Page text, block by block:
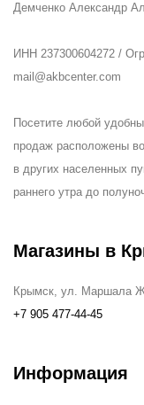
Демченко Александр
ИНН 237300604272 /
mail@akbcenter.com
Посетите любой
продаж расположены
в других населенных
раннего утра до
Магазины в
Крымск, ул. Маршала
+7 905 477-44-45
Информация